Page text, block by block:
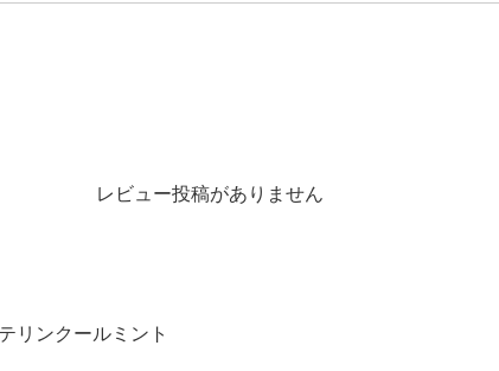
レビュー投稿がありません
リンクールミント